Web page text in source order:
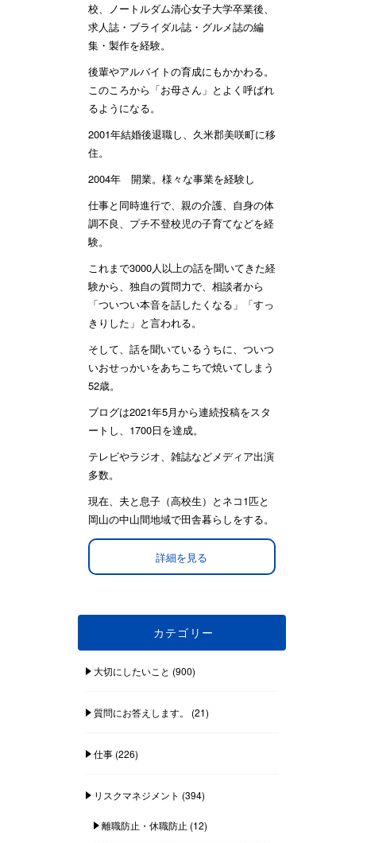
校、ノートルダム清心女子大学卒業後、
求人誌・ブライダル誌・グルメ誌の編
集・製作を経験。
後輩やアルバイトの育成にもかかわる。
このころから「お母さん」とよく呼ばれ
るようになる。
2001年結婚後退職し、久米郡美咲町に移
住。
2004年 開業。様々な事業を経験し
仕事と同時進行で、親の介護、自身の体
調不良、プチ不登校児の子育てなどを経
験。
これまで3000人以上の話を聞いてきた経
験から、独自の質問力で、相談者から
「ついつい本音を話したくなる」「すっ
きりした」と言われる。
そして、話を聞いているうちに、ついつ
いおせっかいをあちこちで焼いてしまう
52歳。
ブログは2021年5月から連続投稿をスタ
ートし、1700日を達成。
テレビやラジオ、雑誌などメディア出演
多数。
現在、夫と息子（高校生）とネコ1匹と
岡山の中山間地域で田舎暮らしをする。
詳細を見る
カテゴリー
大切にしたいこと (900)
質問にお答えします。 (21)
仕事(226)
リスクマネジメント (394)
離職防止・休職防止 (12)